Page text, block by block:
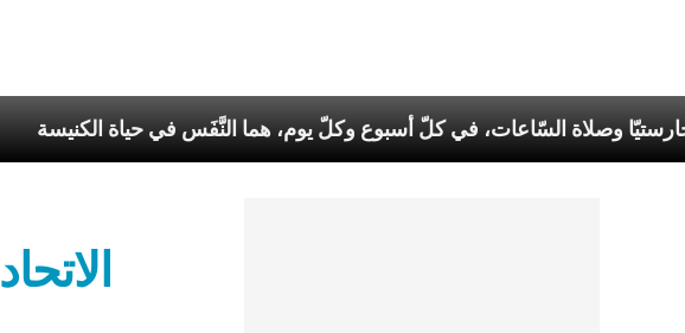
الإفخارستيّا وصلاة السّاعات، في كلّ أسبوع وكلّ يوم، هما النَّفَس في حياة